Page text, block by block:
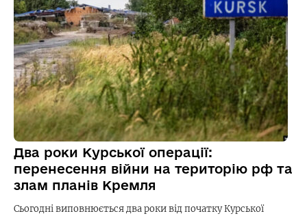
Два роки Курської операції:
перенесення війни на територію рф та
злам планів Кремля
Сьогодні виповнюється два роки від початку Курської